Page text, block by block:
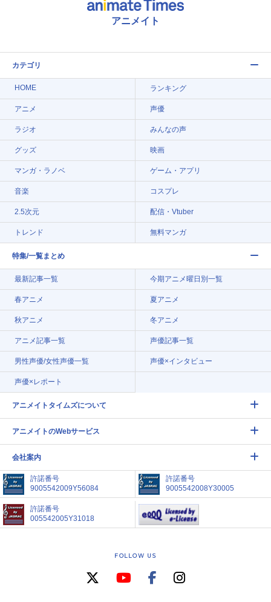
アニメイト
カテゴリ
HOME ランキング
アニメ 声優
ラジオ みんなの声
グッズ 映画
マンガ・ラノベ ゲーム・アプリ
音楽 コスプレ
2.5次元 配信・Vtuber
トレンド 無料マンガ
特集/一覧まとめ
最新記事一覧 今期アニメ曜日別一覧
春アニメ 夏アニメ
秋アニメ 冬アニメ
アニメ記事一覧 声優記事一覧
男性声優/女性声優一覧 声優×インタビュー
声優×レポート
アニメイトタイムズについて
アニメイトのWebサービス
会社案内
許諾番号
9005542009Y56084
許諾番号
9005542008Y30005
許諾番号
005542005Y31018
FOLLOW US